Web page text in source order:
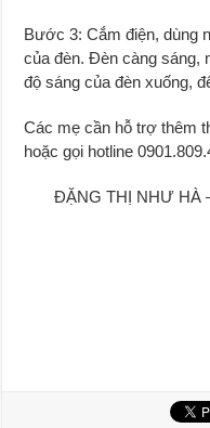
Bước 3: Cắm điện, dùng
của đèn. Đèn càng sáng,
độ sáng của đèn xuống,
Các mẹ cần hỗ trợ thêm
hoặc gọi hotline
ĐẶNG THỊ NHƯ HÀ